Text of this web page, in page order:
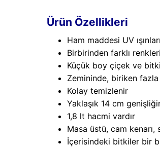
Ürün Özellikleri
Ham maddesi UV
Birbirinden farklı
Küçük boy çiçek ve
Zemininde, biriken
Kolay temizlenir
Yaklaşık 14 cm
1,8 lt hacmi vardır
Masa üstü, cam
İçerisindeki bitkiler bir